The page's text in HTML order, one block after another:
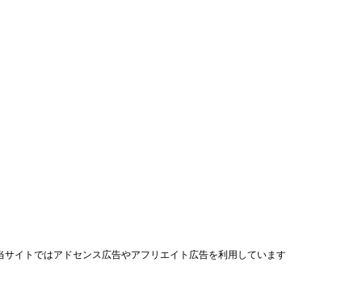
サイトではアドセンス広告やアフリエイト広告を利用しています